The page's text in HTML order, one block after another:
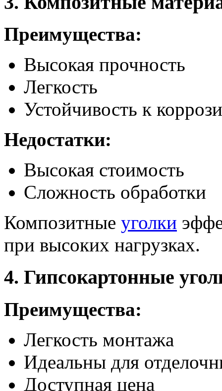
Преимущества:
Высокая прочность
Легкость
Устойчивость к
Недостатки:
Высокая стоимость
Сложность обработки
Композитные уголки
при высоких нагрузках.
4. Гипсокартонные
Преимущества:
Легкость монтажа
Идеальны для
Доступная цена